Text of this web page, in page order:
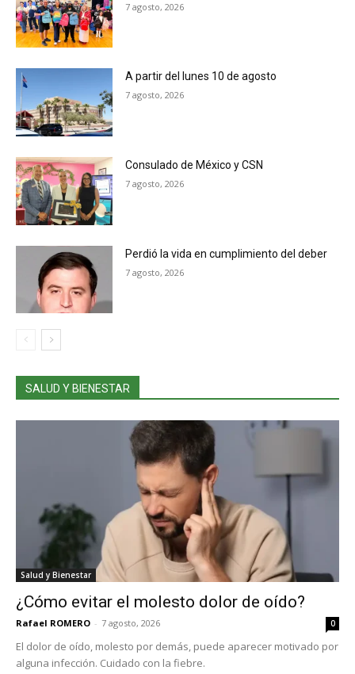
7 agosto, 2026
A partir del lunes 10 de agosto
7 agosto, 2026
Consulado de México y CSN
7 agosto, 2026
Perdió la vida en cumplimiento del deber
7 agosto, 2026
SALUD Y BIENESTAR
Salud y Bienestar
¿Cómo evitar el molesto dolor de oído?
Rafael ROMERO - 7 agosto, 2026 0
El dolor de oído, molesto por demás, puede aparecer motivado por
alguna infección. Cuidado con la fiebre.